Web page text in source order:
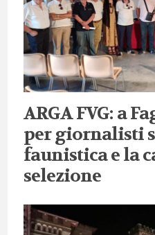
ARGA FVG: a
per giornalisti
faunistica e la
selezione